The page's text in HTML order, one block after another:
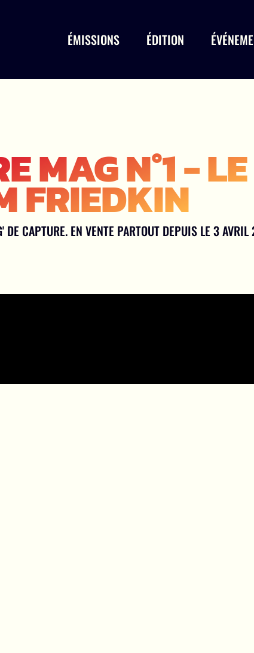
ÉMISSIONS ÉDITION
MAG N°1 -
FRIEDKIN
DE CAPTURE. EN VENTE PARTOUT DEPUIS LE 3